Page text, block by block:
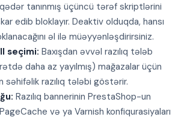
tanınmış üçüncü tərəf skriptlərini
edib bloklayır. Deaktiv olduqda, hansı
əl ilə müəyyənləşdirirsiniz.
seçimi: Baxışdan əvvəl razılıq tələb
daha az yayılmış) mağazalar üçün
razılıq tələbi göstərir.
Razılıq bannerinin PrestaShop-un
və ya Varnish konfiqurasiyaları